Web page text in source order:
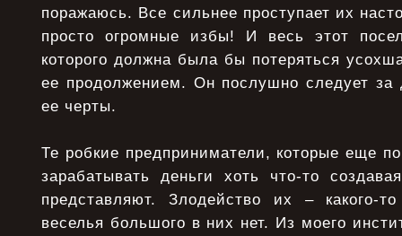
поражаюсь. Все сильнее проступает их
просто огромные избы! И весь этот
которого должна была бы потеряться
ее продолжением. Он послушно следует за
ее черты.
Те робкие предприниматели, которые еще
зарабатывать деньги хоть что-то
представляют. Злодейство их – какого-
веселья большого в них нет. Из моего